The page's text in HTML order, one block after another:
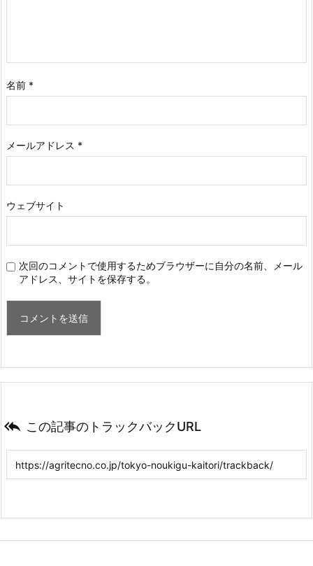
名前 *
メールアドレス *
ウェブサイト
次回のコメントで使用するためブラウザーに自分の名前、メール
アドレス、サイトを保存する。
 この記事のトラックバックURL